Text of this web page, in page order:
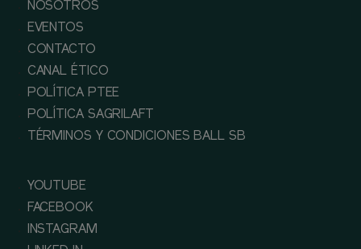
NOSOTROS
EVENTOS
CONTACTO
CANAL ÉTICO
POLÍTICA PTEE
POLÍTICA SAGRILAFT
TÉRMINOS Y CONDICIONES BALL SB
YOUTUBE
FACEBOOK
INSTAGRAM